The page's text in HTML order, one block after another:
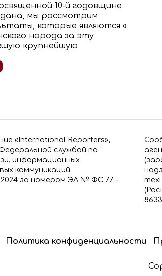
10-й годовщине
мы рассмотрим
которые являются «
народа за эту
крупнейшую
«International Reporters»,
службой по
информационных
коммуникаций
за номером ЭЛ № ФС 77 –
Политика конфиденциальности